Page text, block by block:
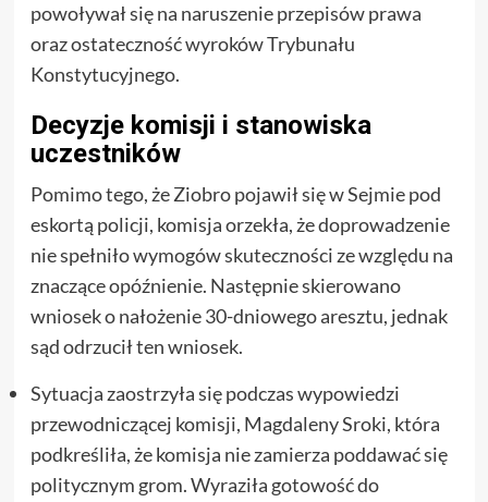
powoływał się na naruszenie przepisów prawa
oraz ostateczność wyroków Trybunału
Konstytucyjnego.
Decyzje komisji i stanowiska
uczestników
Pomimo tego, że Ziobro pojawił się w Sejmie pod
eskortą policji, komisja orzekła, że doprowadzenie
nie spełniło wymogów skuteczności ze względu na
znaczące opóźnienie. Następnie skierowano
wniosek o nałożenie 30-dniowego aresztu, jednak
sąd odrzucił ten wniosek.
Sytuacja zaostrzyła się podczas wypowiedzi
przewodniczącej komisji, Magdaleny Sroki, która
podkreśliła, że komisja nie zamierza poddawać się
politycznym grom. Wyraziła gotowość do